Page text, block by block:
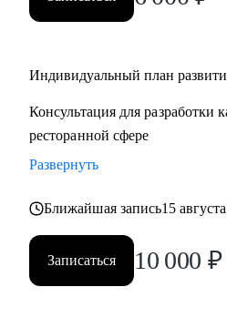
• Управляющим, Директорам и
Индивидуальный план
Консультация для разработки
ресторанной сфере
Развернуть
Ближайшая запись15
Записаться 10 000 ₽